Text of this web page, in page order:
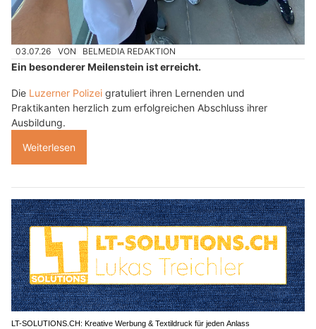
03.07.26 VON BELMEDIA REDAKTION
Ein besonderer Meilenstein ist erreicht.
Die Luzerner Polizei gratuliert ihren Lernenden und
Praktikanten herzlich zum erfolgreichen Abschluss ihrer
Ausbildung.
Weiterlesen
LT-SOLUTIONS.CH: Kreative Werbung & Textildruck für jeden Anlass